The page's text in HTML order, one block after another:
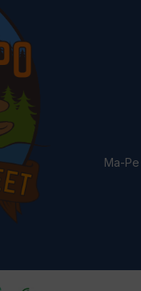
Ma-Pe